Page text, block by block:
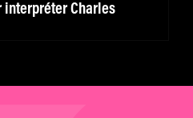
interpréter Charles